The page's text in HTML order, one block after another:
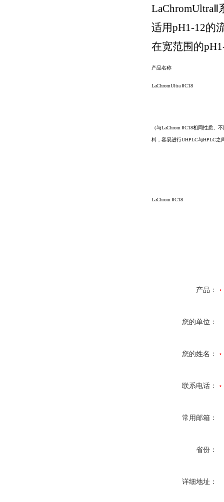
适用pH1-12的
在宽范围的
产品名称
LaChromUltra ⅡC18
（与LaChrom ⅡC18相同性质、
料，容易进行UHPLC与HPLC之
LaChrom ⅡC18
产品：
您的单位：
您的姓名：
联系电话：
常用邮箱：
省份：
详细地址：